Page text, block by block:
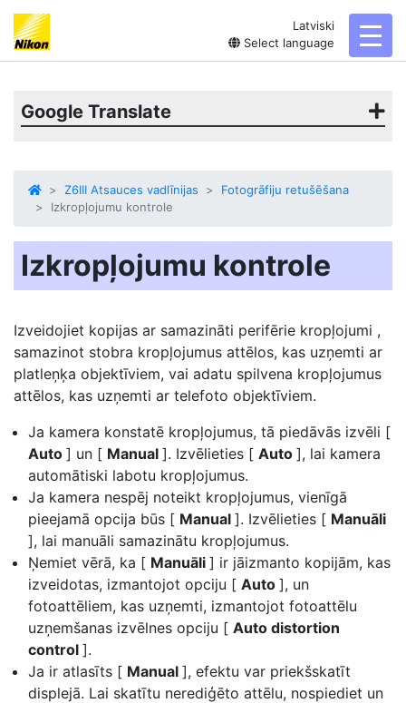
Latviski
Select language
Google Translate
Z6III Atsauces vadlīnijas
Fotogrāfiju retušēšana
Izkropļojumu kontrole
Izkropļojumu kontrole
Izveidojiet kopijas ar samazināti perifērie kropļojumi ,
samazinot stobra kropļojumus attēlos, kas uzņemti ar
platleņķa objektīviem, vai adatu spilvena kropļojumus
attēlos, kas uzņemti ar telefoto objektīviem.
Ja kamera konstatē kropļojumus, tā piedāvās izvēli [
Auto ] un [ Manual ]. Izvēlieties [ Auto ], lai kamera
automātiski labotu kropļojumus.
Ja kamera nespēj noteikt kropļojumus, vienīgā
pieejamā opcija būs [ Manual ]. Izvēlieties [ Manuāli
], lai manuāli samazinātu kropļojumus.
Ņemiet vērā, ka [ Manuāli ] ir jāizmanto kopijām, kas
izveidotas, izmantojot opciju [ Auto ], un
fotoattēliem, kas uzņemti, izmantojot fotoattēlu
uzņemšanas izvēlnes opciju [ Auto distortion
control ].
Ja ir atlasīts [ Manual ], efektu var priekšskatīt
displejā. Lai skatītu nerediģēto attēlu, nospiediet un